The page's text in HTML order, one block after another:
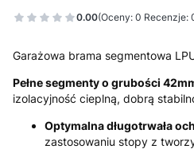
0.00(Oceny: 0 Recenzje:
Garażowa brama segmentowa
Pełne segmenty o grubości
izolacyjność cieplną, dobrą
Optymalna długotrwała
zastosowaniu stopy z